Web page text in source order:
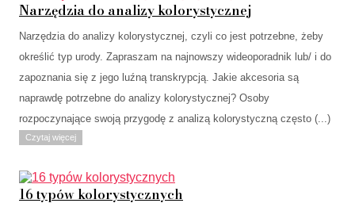
Narzędzia do analizy kolorystycznej
Narzędzia do analizy kolorystycznej, czyli co jest potrzebne, żeby
określić typ urody. Zapraszam na najnowszy wideoporadnik lub/ i do
zapoznania się z jego luźną transkrypcją. Jakie akcesoria są
naprawdę potrzebne do analizy kolorystycznej? Osoby
rozpoczynające swoją przygodę z analizą kolorystyczną często (...)
Czytaj więcej
16 typów kolorystycznych